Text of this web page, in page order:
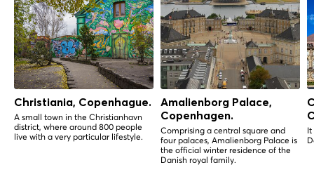
Christiania, Copenhague.
A small town in the Christianhavn
district, where around 800 people
live with a very particular lifestyle.
Amalienborg Palace,
Copenhagen.
Comprising a central square and
four palaces, Amalienborg Palace is
the official winter residence of the
Danish royal family.
It